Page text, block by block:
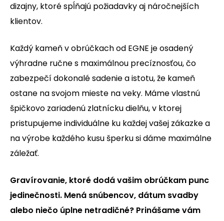
dizajny, ktoré spĺňajú požiadavky aj náročnejších
klientov.
Každý kameň v obrúčkach od EGNE je osadený
výhradne ručne s maximálnou precíznosťou, čo
zabezpečí dokonalé sadenie a istotu, že kameň
ostane na svojom mieste na veky. Máme vlastnú
špičkovo zariadenú zlatnícku dielňu, v ktorej
pristupujeme individuálne ku každej vašej zákazke a
na výrobe každého kusu šperku si dáme maximálne
záležať.
Gravírovanie, ktoré dodá vašim obrúčkam punc
jedinečnosti. Mená snúbencov, dátum svadby
alebo niečo úplne netradičné? Prinášame vám